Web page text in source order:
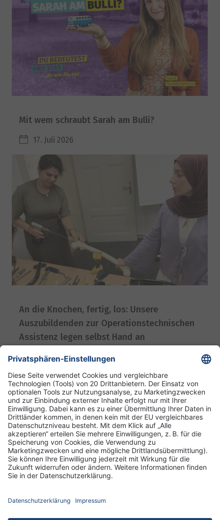
Mit wem schraubt Sarah am Bulli?
17. Juli 2026
An die Knochen, fertig, los: Unsere
Auszubildenden zur Operationstechnischen
Assistenz legen selbst Hand an
08. Juli 2026
DRK Kliniken Berlin
DRK-Schwesternschaft Berlin
Impressum
Datenschutz